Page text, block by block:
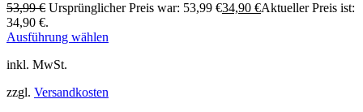
53,99€ Ursprünglicher Preis war: 53,99 €34,90 €Aktueller Preis ist:
34,90 €.
Ausführung wählen
inkl. MwSt.
zzgl. Versandkosten